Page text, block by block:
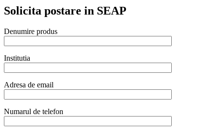
mm,
Hendi
quantity
Solicita postare in SEAP
Denumire produs
Institutia
Adresa de email
Numarul de telefon